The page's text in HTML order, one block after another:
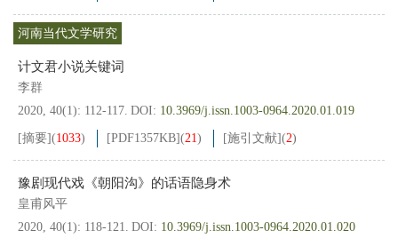
河南当代文学研究
计文君小说关键词
李群
2020, 40(1): 112-117. DOI: 10.3969/j.issn.1003-0964.2020.01.019
[摘要](1033) [PDF1357KB](21) [施引文献](2)
豫剧现代戏《朝阳沟》的话语隐身术
皇甫风平
2020, 40(1): 118-121. DOI: 10.3969/j.issn.1003-0964.2020.01.020